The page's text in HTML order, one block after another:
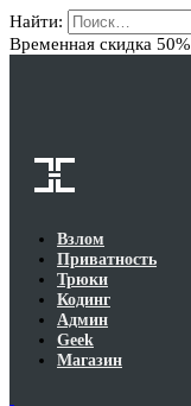
Найти:
Временная скидка 50%
Взлом
Приватность
Трюки
Кодинг
Админ
Geek
Магазин